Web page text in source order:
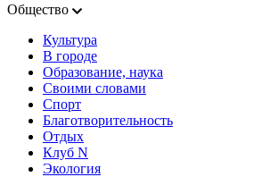
Общество
Культура
В городе
Образование, наука
Своими словами
Спорт
Благотворительность
Отдых
Клуб N
Экология